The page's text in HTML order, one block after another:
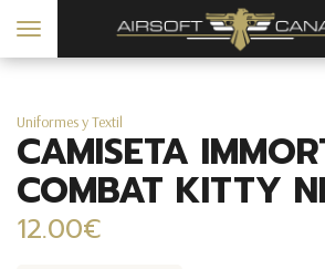
Toggle
navigation
Uniformes y Textil
CAMISETA
COMBAT KITTY
12.00€